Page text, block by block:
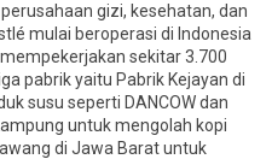
gizi, kesehatan, dan
mulai beroperasi di Indonesia
sekitar 3.700
pabrik yaitu Pabrik Kejayan di
susu seperti DANCOW dan
untuk mengolah kopi
di Jawa Barat untuk